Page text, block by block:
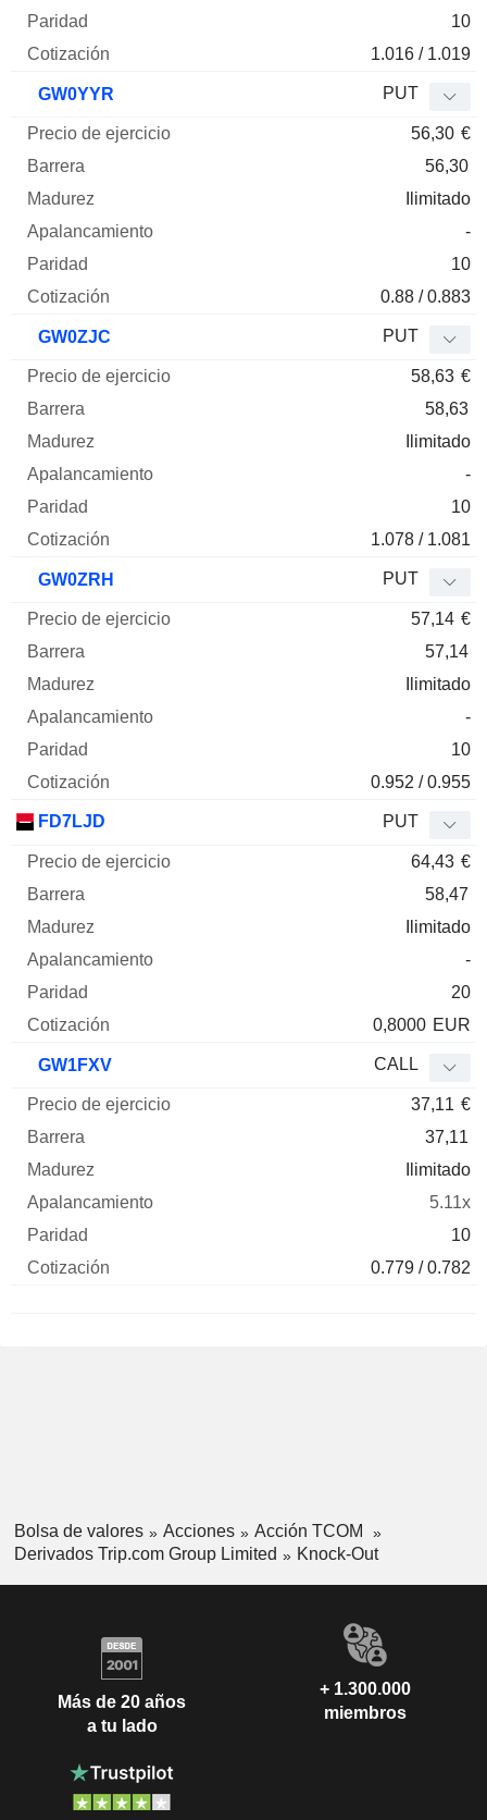
10
1.016 / 1.019
GW0YYR PUT
56,30 €
56,30
Ilimitado
-
10
0.88 / 0.883
GW0ZJC PUT
58,63 €
58,63
Ilimitado
-
10
1.078 / 1.081
GW0ZRH PUT
57,14 €
57,14
Ilimitado
-
10
0.952 / 0.955
FD7LJD PUT
64,43 €
58,47
Ilimitado
-
20
0,8000 EUR
GW1FXV CALL
37,11 €
37,11
Ilimitado
5.11x
10
0.779 / 0.782
Bolsa de valores Acciones
Acción TCOM
Derivados Trip.com Group Limited
Knock-Out
Más de 20 años
a tu lado
+ 1.300.000
miembros